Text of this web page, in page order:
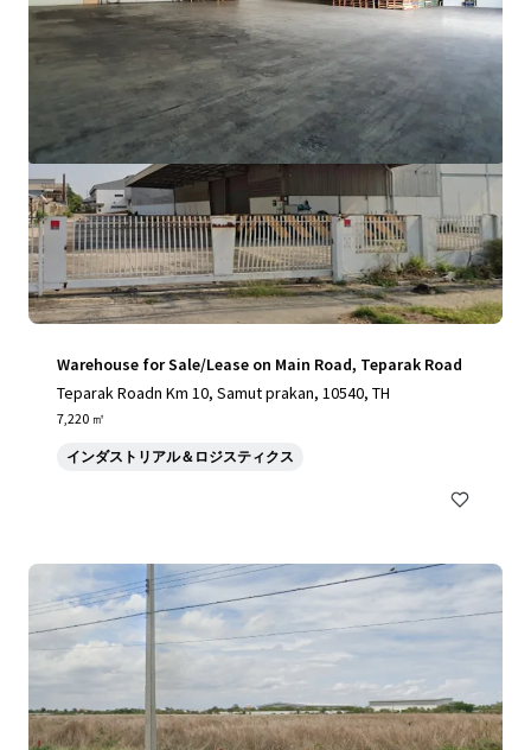
Warehouse for Sale/Lease on Main Road, Teparak Road
Teparak Roadn Km 10, Samut prakan, 10540, TH
7,220 ㎡
インダストリアル＆ロジスティクス